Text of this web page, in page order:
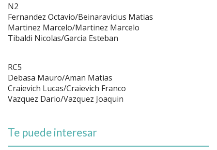
N2
Fernandez Octavio/Beinaravicius Matias
Martinez Marcelo/Martinez Marcelo
Tibaldi Nicolas/Garcia Esteban
RC5
Debasa Mauro/Aman Matias
Craievich Lucas/Craievich Franco
Vazquez Dario/Vazquez Joaquin
Te puede interesar